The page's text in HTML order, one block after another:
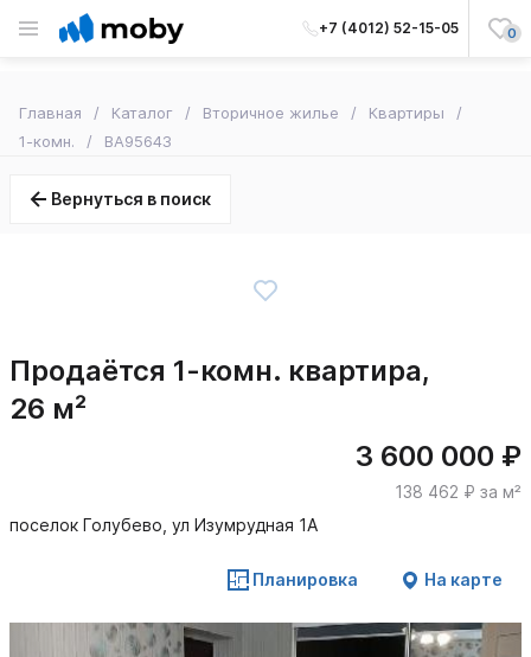
+7 (4012) 52-15-05 0
Главная Каталог Вторичное жилье
Квартиры
1-комн.
BA95643
Вернуться в поиск
Продаётся 1-комн. квартира,
26 м²
3 600 000 ₽
138 462 ₽ за м²
поселок Голубево, ул Изумрудная 1А
Планировка На карте